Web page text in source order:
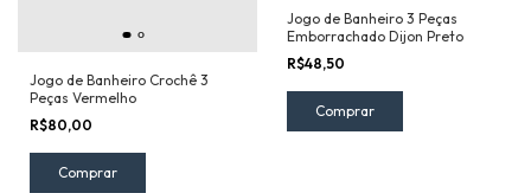
Jogo de Banheiro Crochê 3
Peças Vermelho
R$80,00
Jogo de Banheiro 3 Peças
Emborrachado Dijon Preto
R$48,50